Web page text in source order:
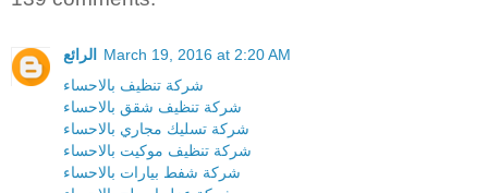
الرائع
March 19, 2016 at 2:20 AM
شركة تنظيف بالاحساء
شركة تنظيف شقق بالاحساء
شركة تسليك مجاري بالاحساء
شركة تنظيف موكيت بالاحساء
شركة شفط بيارات بالاحساء